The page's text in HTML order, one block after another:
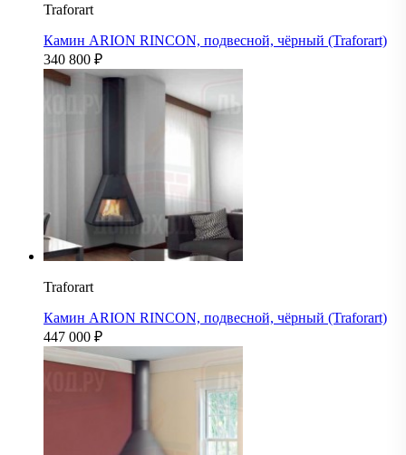
Traforart
Камин ARION RINCON, подвесной, чёрный (Traforart)
340 800 ₽
Traforart
Камин ARION RINCON, подвесной, чёрный (Traforart)
447 000 ₽